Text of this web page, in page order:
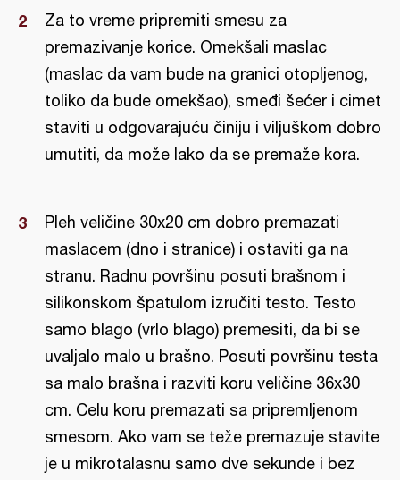
Za to vreme pripremiti smesu za
premazivanje korice. Omekšali maslac
(maslac da vam bude na granici otopljenog,
toliko da bude omekšao), smeđi šećer i cimet
staviti u odgovarajuću činiju i viljuškom dobro
umutiti, da može lako da se premaže kora.
Pleh veličine 30x20 cm dobro premazati
maslacem (dno i stranice) i ostaviti ga na
stranu. Radnu površinu posuti brašnom i
silikonskom špatulom izručiti testo. Testo
samo blago (vrlo blago) premesiti, da bi se
uvaljalo malo u brašno. Posuti površinu testa
sa malo brašna i razviti koru veličine 36x30
cm. Celu koru premazati sa pripremljenom
smesom. Ako vam se teže premazuje stavite
je u mikrotalasnu samo dve sekunde i bez